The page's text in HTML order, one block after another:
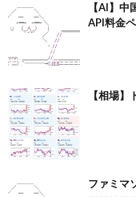
【AI】
API料金
【相場
ファミマ